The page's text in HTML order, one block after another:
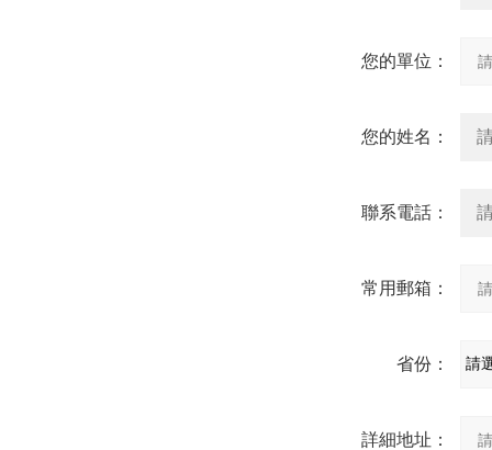
您的單位：
您的姓名：
聯系電話：
常用郵箱：
省份：
詳細地址：